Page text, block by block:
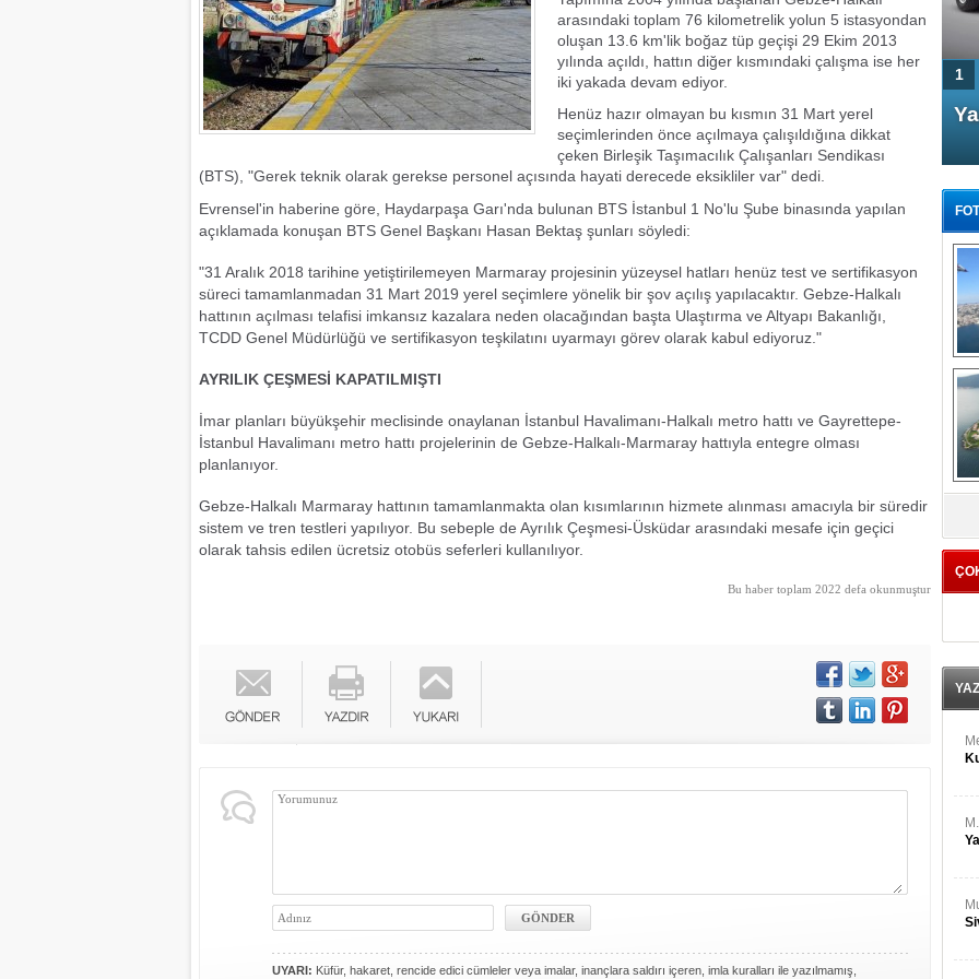
arasındaki toplam 76 kilometrelik yolun 5 istasyondan
oluşan 13.6 km'lik boğaz tüp geçişi 29 Ekim 2013
yılında açıldı, hattın diğer kısmındaki çalışma ise her
iki yakada devam ediyor.
Henüz hazır olmayan bu kısmın 31 Mart yerel
seçimlerinden önce açılmaya çalışıldığına dikkat
çeken Birleşik Taşımacılık Çalışanları Sendikası
(BTS), "Gerek teknik olarak gerekse personel açısında hayati derecede eksikliler var" dedi.
Evrensel'in haberine göre, Haydarpaşa Garı'nda bulunan BTS İstanbul 1 No'lu Şube binasında yapılan
açıklamada konuşan BTS Genel Başkanı Hasan Bektaş şunları söyledi:
"31 Aralık 2018 tarihine yetiştirilemeyen Marmaray projesinin yüzeysel hatları henüz test ve sertifikasyon
süreci tamamlanmadan 31 Mart 2019 yerel seçimlere yönelik bir şov açılış yapılacaktır. Gebze-Halkalı
hattının açılması telafisi imkansız kazalara neden olacağından başta Ulaştırma ve Altyapı Bakanlığı,
TCDD Genel Müdürlüğü ve sertifikasyon teşkilatını uyarmayı görev olarak kabul ediyoruz."
AYRILIK ÇEŞMESİ KAPATILMIŞTI
İmar planları büyükşehir meclisinde onaylanan İstanbul Havalimanı-Halkalı metro hattı ve Gayrettepe-
İstanbul Havalimanı metro hattı projelerinin de Gebze-Halkalı-Marmaray hattıyla entegre olması
planlanıyor.
Gebze-Halkalı Marmaray hattının tamamlanmakta olan kısımlarının hizmete alınması amacıyla bir süredir
sistem ve tren testleri yapılıyor. Bu sebeple de Ayrılık Çeşmesi-Üsküdar arasındaki mesafe için geçici
olarak tahsis edilen ücretsiz otobüs seferleri kullanılıyor.
Bu haber toplam 2022 defa okunmuştur
UYARI: Küfür, hakaret, rencide edici cümleler veya imalar, inançlara saldırı içeren, imla kuralları ile yazılmamış,
4 Kapılı AMG GT Coupe
Türkiye'de satışa çıktı
1